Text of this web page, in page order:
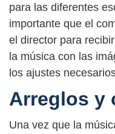
para las diferentes
importante que el
el director para
la música con las
los ajustes
Arreglos y
Una vez que la